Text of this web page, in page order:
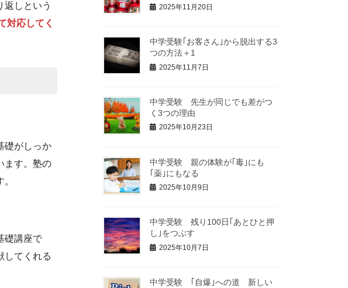
返しという
対応してく
礎がしっか
ます。塾の
礎講座で
してくれる
2025年11月20日
中学受験｢お客さん｣から脱出する3
つの方法＋1
2025年11月7日
中学受験 先生が同じでも差がつ
く3つの理由
2025年10月23日
中学受験 親の体験が｢毒｣にも
｢薬｣にもなる
2025年10月9日
中学受験 残り100日｢あとひと押
し｣をつぶす
2025年10月7日
中学受験 ｢自爆｣への道 新しい